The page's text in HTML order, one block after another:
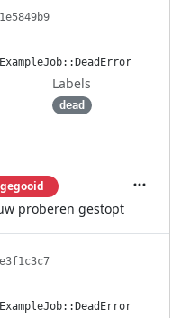
Labels
dead
proberen gestopt